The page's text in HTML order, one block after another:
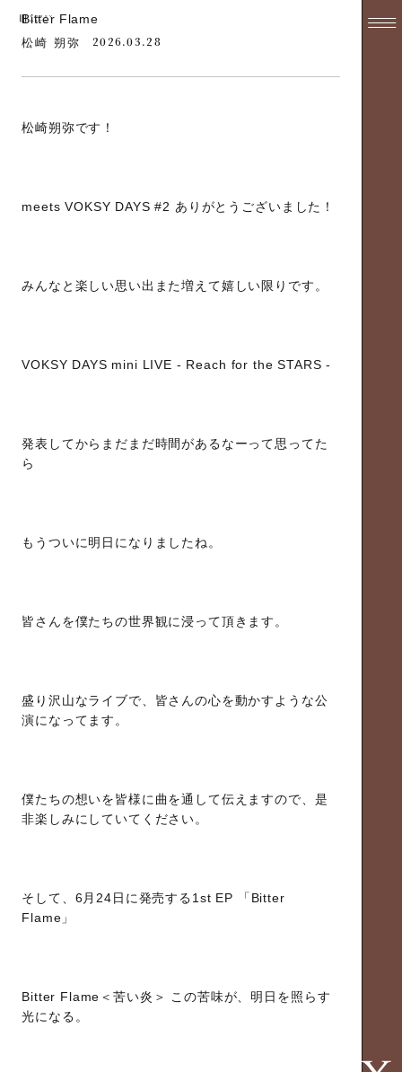
Bitter Flame
松崎 朔弥 2026.03.28
松崎朔弥です！
meets VOKSY DAYS #2 ありがとうございました！
みんなと楽しい思い出また増えて嬉しい限りです。
VOKSY DAYS mini LIVE - Reach for the STARS -
発表してからまだまだ時間があるなーって思ってた
ら
もうついに明日になりましたね。
皆さんを僕たちの世界観に浸って頂きます。
盛り沢山なライブで、皆さんの心を動かすような公
演になってます。
僕たちの想いを皆様に曲を通して伝えますので、是
非楽しみにしていてください。
そして、6月24日に発売する1st EP 「Bitter
Flame」
Bitter Flame＜苦い炎＞ この苦味が、明日を照らす
光になる。